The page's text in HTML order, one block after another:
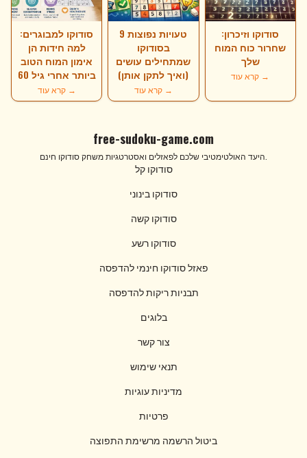
סודוקו למבוגרים:
למה חידות הן
אימון המוח הטוב
ביותר אחרי גיל 60
קרא עוד →
9 טעויות נפוצות
בסודוקו
שמתחילים עושים
(ואיך לתקן אותן)
קרא עוד →
סודוקו וזיכרון:
שחרור כוח המוח
שלך
קרא עוד →
free-sudoku-game.com
סודוקו קל
סודוקו בינוני
סודוקו קשה
סודוקו רשע
פאזל סודוקו חינמי להדפסה
תבניות ריקות להדפסה
בלוגים
צור קשר
תנאי שימוש
מדיניות עוגיות
פרטיות
ביטול הרשמה מרשימת התפוצה